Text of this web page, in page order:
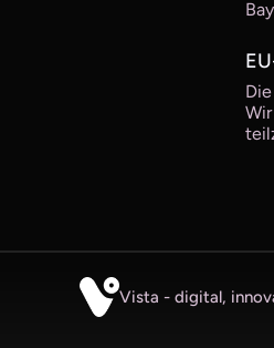
Vista - digital,